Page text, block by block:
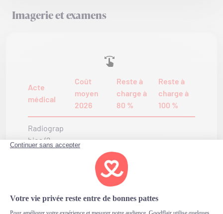
Imagerie et examens
Acte
médical
Coût
moyen
2026
Reste à
charge à
80 %
Reste à
charge à
100 %
Radiograp
hies (2
70–100 €
hie
abdominal
120–180
€
24–36 €